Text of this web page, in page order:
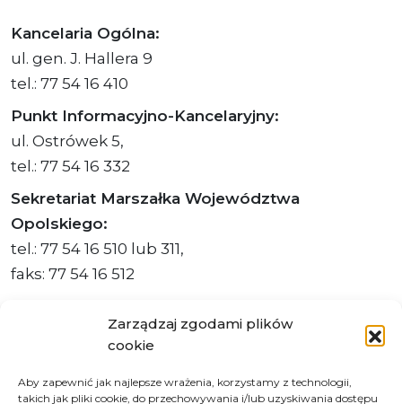
Zarządzaj zgodami plików
cookie
Aby zapewnić jak najlepsze wrażenia, korzystamy z technologii,
takich jak pliki cookie, do przechowywania i/lub uzyskiwania dostępu
Kancelaria Ogólna:
ul. gen. J. Hallera 9
tel.: 77 54 16 410
Punkt Informacyjno-Kancelaryjny:
ul. Ostrówek 5,
tel.: 77 54 16 332
Sekretariat Marszałka Województwa
Opolskiego:
tel.: 77 54 16 510 lub 311,
faks: 77 54 16 512
Adres do e-Doręczeń